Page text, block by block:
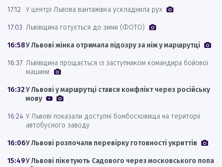
17:12 У центрі Львова вантажівка ускладнила рух
17:03 Львівщина готується до зими (ФОТО)
16:58У Львові жінка отримала підозру за ніж у маршрутці
16:37 Львівщина прощається із заступником командира бойової
машини
16:32У Львові у маршрутці стався конфлікт через російську
мову
16:24 У Львові показали доступні бомбосховища на території
автобусного заводу
16:06У Львові розпочали перевірку готовності укриттів
15:49У Львові пікетують Садового через московського попа